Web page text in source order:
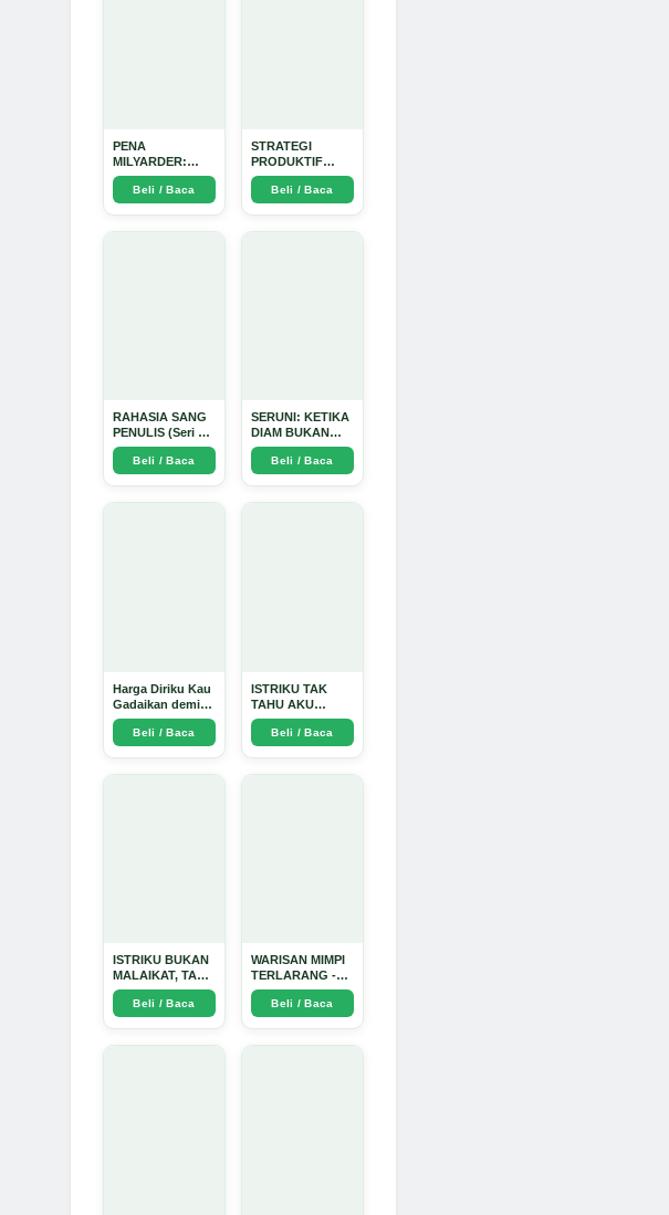
PENA
MILYARDER:
Kisah, Rahasia
Sukses, dan
Panduan Menjadi
Beli / Baca
STRATEGI
PRODUKTIF
MENULIS
UPDATE - Arda
Dinata
Beli / Baca
RAHASIA SANG
PENULIS (Seri 1)
- Arda Dinata
Beli / Baca
SERUNI: KETIKA
DIAM BUKAN
LAGI PILIHAN -
Arda Dinata
Beli / Baca
Harga Diriku Kau
Gadaikan demi
Perempuan Itu -
Arda Dinata
Beli / Baca
ISTRIKU TAK
TAHU AKU
PENGUSAHA
EMAS - Arda
Dinata
Beli / Baca
ISTRIKU BUKAN
MALAIKAT, TAPI
AKU JUGA
TIDAK SUCI -
Beli / Baca
WARISAN MIMPI
TERLARANG -
Arda Dinata
Beli / Baca